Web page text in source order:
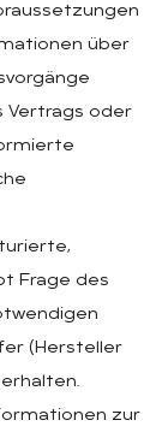
über
Vertrags oder
Frage des
(Hersteller
zur